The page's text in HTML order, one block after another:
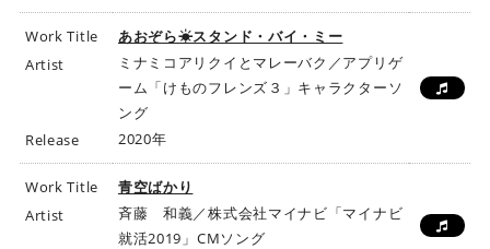
Work Title
あおぞら☀スタンド・バイ・ミー
Artist
ミナミコアリクイとマレーバク／アプリゲ
ーム「けものフレンズ３」キャラクターソ
ング
Release
2020年
Work Title
青空ばかり
Artist
斉藤 和義／株式会社マイナビ「マイナビ
就活2019」CMソング